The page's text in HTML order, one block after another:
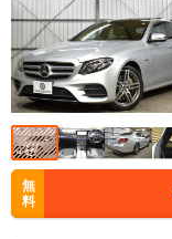
無
料